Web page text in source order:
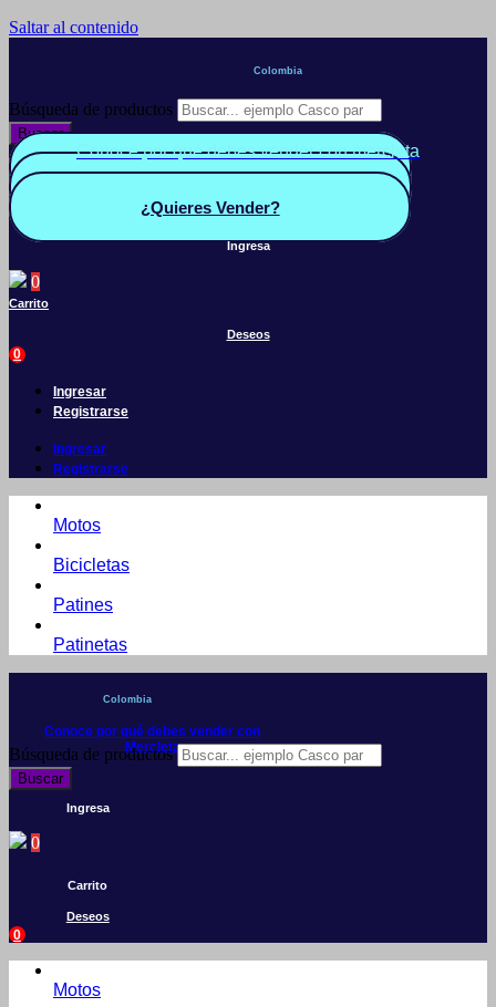
Saltar al contenido
Colombia
Búsqueda de productos
Buscar
Conoce por qué debes vender con mercleta
Quiero Vender
¿Quieres Vender?
Ingresa
0
Carrito
Deseos
0
Ingresar
Registrarse
Ingresar
Registrarse
Motos
Bicicletas
Patines
Patinetas
Colombia
Conoce por qué debes vender con
Mercleta
Búsqueda de productos
Buscar
Ingresa
0
Carrito
Deseos
0
Motos